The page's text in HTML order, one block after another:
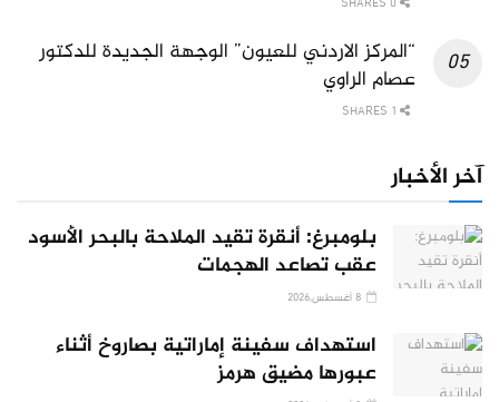
“المركز الاردني للعيون” الوجهة الجديدة للدكتور
عصام الراوي
آخر الأخبار
بلومبرغ: أنقرة تقيد الملاحة بالبحر الأسود
عقب تصاعد الهجمات
استهداف سفينة إماراتية بصاروخ أثناء
عبورها مضيق هرمز